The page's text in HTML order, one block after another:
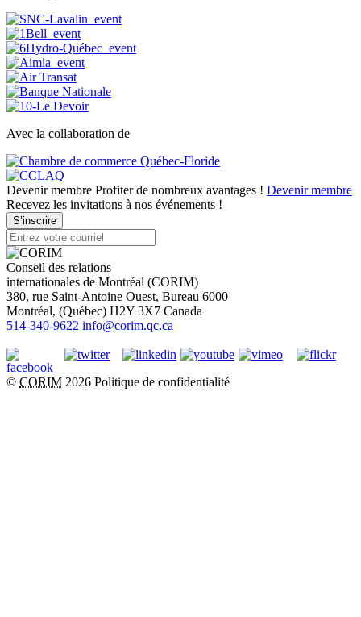
Avec la collaboration de
Devenir membre Profiter de nombreux avantages ! Devenir membre
Recevez les invitations à nos événements !
S’inscrire
Conseil des relations
internationales de Montréal (CORIM)
380, rue Saint-Antoine Ouest, Bureau 6000
Montréal, (Québec) H2Y 3X7 Canada
514-340-9622 info@corim.qc.ca
© CORIM 2026 Politique de confidentialité